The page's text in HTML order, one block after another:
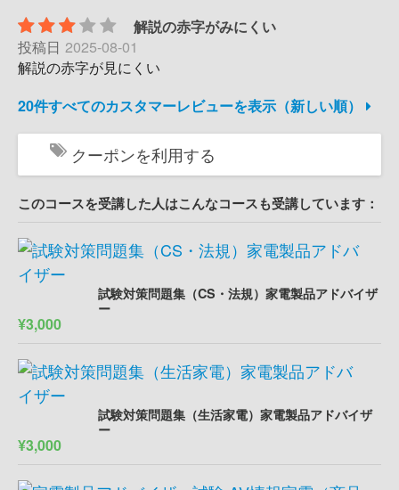
解説の赤字がみにくい
投稿日 2025-08-01
解説の赤字が見にくい
20件すべてのカスタマーレビューを表示（新しい順）
クーポンを利用する
このコースを受講した人はこんなコースも受講しています：
試験対策問題集（CS・法規）家電製品アドバイザ
ー
¥3,000
試験対策問題集（生活家電）家電製品アドバイザ
ー
¥3,000